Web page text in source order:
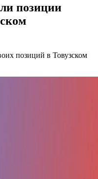
позиции
позиций в Товузском